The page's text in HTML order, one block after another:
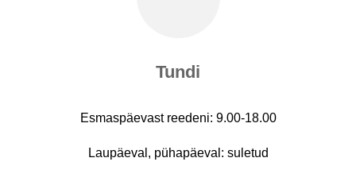
Tundi
Esmaspäevast reedeni: 9.00-18.00
Laupäeval, pühapäeval: suletud